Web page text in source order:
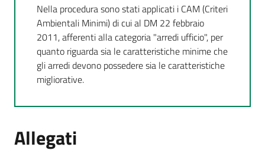
Nella procedura sono stati applicati i CAM (Criteri
Ambientali Minimi) di cui al DM 22 febbraio
2011, afferenti alla categoria "arredi ufficio", per
quanto riguarda sia le caratteristiche minime che
gli arredi devono possedere sia le caratteristiche
migliorative.
Allegati